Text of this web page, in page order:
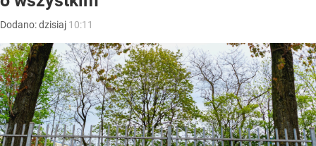
Dodano:dzisiaj 10:11